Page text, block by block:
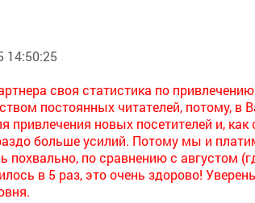
14:50:25
своя статистика по
постоянных читателей, потому, в
привлечения новых посетителей и,
больше усилий. Потому мы и
похвально, по сравнению с августом
в 5 раз, это очень здорово!